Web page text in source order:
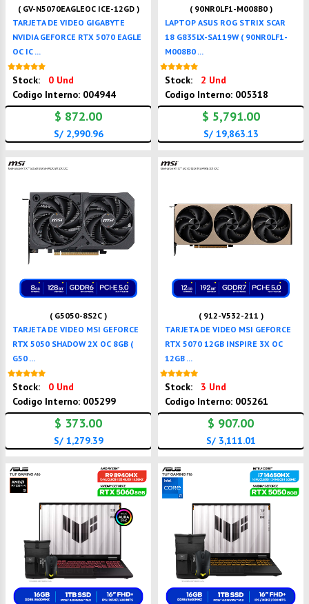
( GV-N5070EAGLEOC ICE-12GD )
TARJETA DE VIDEO GIGABYTE
NVIDIA GEFORCE RTX 5070 EAGLE
OC IC ...
Stock:
0 Und
Codigo Interno: 004944
$ 872.00
S/ 2,990.96
( 90NR0LF1-M008B0 )
LAPTOP ASUS ROG STRIX SCAR
18 G835LX-SA119W ( 90NR0LF1-
M008B0 ...
Stock:
2 Und
Codigo Interno: 005318
$ 5,791.00
S/ 19,863.13
( G5050-8S2C )
TARJETA DE VIDEO MSI GEFORCE
RTX 5050 SHADOW 2X OC 8GB (
G50 ...
Stock:
0 Und
Codigo Interno: 005299
$ 373.00
S/ 1,279.39
( 912-V532-211 )
TARJETA DE VIDEO MSI GEFORCE
RTX 5070 12GB INSPIRE 3X OC
12GB ...
Stock:
3 Und
Codigo Interno: 005261
$ 907.00
S/ 3,111.01